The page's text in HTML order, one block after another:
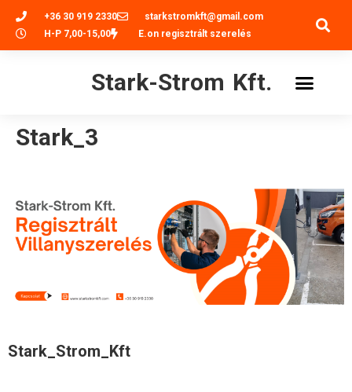
+36 30 919 2330
starkstromkft@gmail.com
H-P 7,00-15,00
E.on regisztrált szerelés
Stark-Strom Kft.
Stark_3
Stark_Strom_Kft